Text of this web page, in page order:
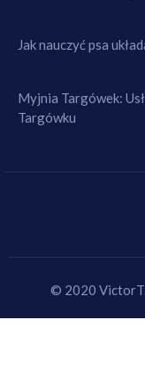
Jak nauczyć psa
Myjnia Targówek:
Targówku
© 2020